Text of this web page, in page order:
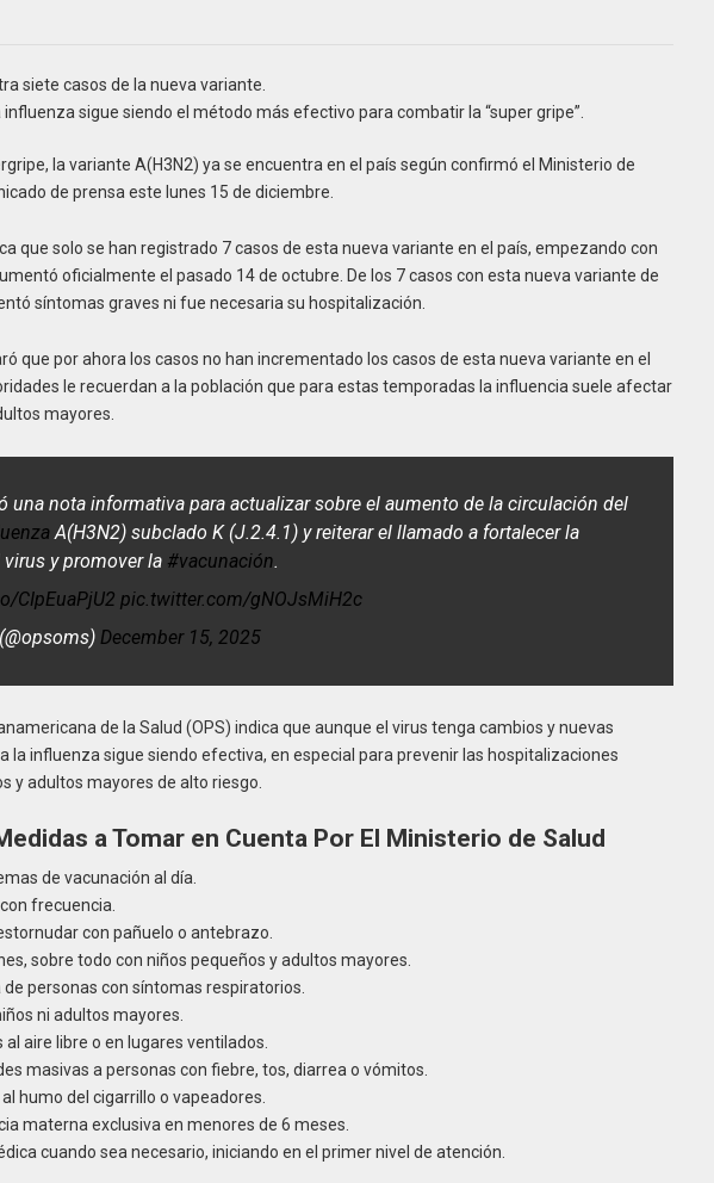
siete casos de la nueva variante.
influenza sigue siendo el método más efectivo para combatir la “super gripe”.
la variante A(H3N2) ya se encuentra en el país según confirmó el Ministerio de
de prensa este lunes 15 de diciembre.
que solo se han registrado 7 casos de esta nueva variante en el país, empezando con
oficialmente el pasado 14 de octubre. De los 7 casos con esta nueva variante de
síntomas graves ni fue necesaria su hospitalización.
que por ahora los casos no han incrementado los casos de esta nueva variante en el
le recuerdan a la población que para estas temporadas la influencia suele afectar
mayores.
una nota informativa para actualizar sobre el aumento de la circulación del
A(H3N2) subclado K (J.2.4.1) y reiterar el llamado a fortalecer la
y promover la #vacunación.
CIpEuaPjU2 pic.twitter.com/gNOJsMiH2c
December 15, 2025
de la Salud (OPS) indica que aunque el virus tenga cambios y nuevas
la influenza sigue siendo efectiva, en especial para prevenir las hospitalizaciones
y adultos mayores de alto riesgo.
a Tomar en Cuenta Por El Ministerio de Salud
de vacunación al día.
frecuencia.
con pañuelo o antebrazo.
sobre todo con niños pequeños y adultos mayores.
personas con síntomas respiratorios.
ni adultos mayores.
aire libre o en lugares ventilados.
masivas a personas con fiebre, tos, diarrea o vómitos.
humo del cigarrillo o vapeadores.
materna exclusiva en menores de 6 meses.
cuando sea necesario, iniciando en el primer nivel de atención.